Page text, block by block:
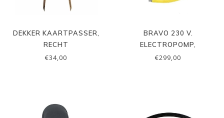
DEKKER KAARTPASSER,
RECHT
€34,00
BRAVO 230 V.
ELECTROPOMP,
GE230/1000
€299,00